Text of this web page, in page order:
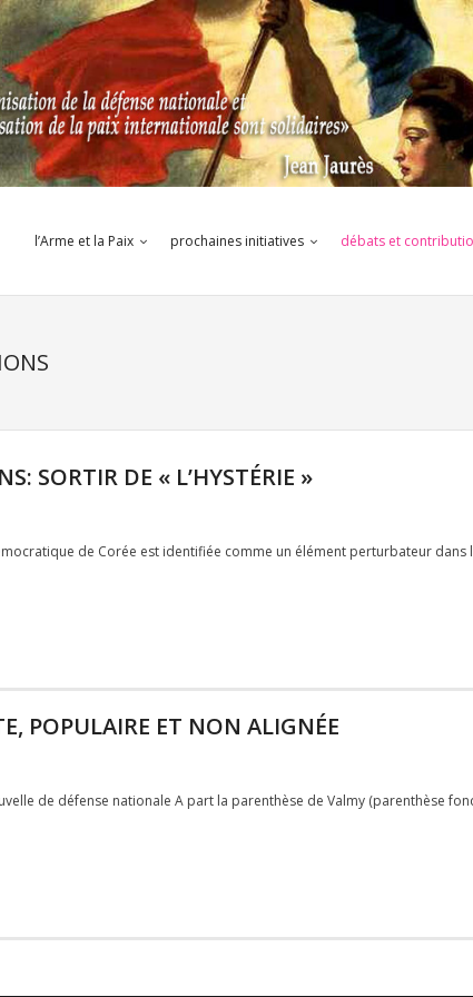
l’Arme et la Paix prochaines initiatives débats et
SORTIR DE « L’HYSTÉRIE »
de Corée est identifiée comme un élément perturbateur
POPULAIRE ET NON ALIGNÉE
de défense nationale A part la parenthèse de Valmy (parenthèse